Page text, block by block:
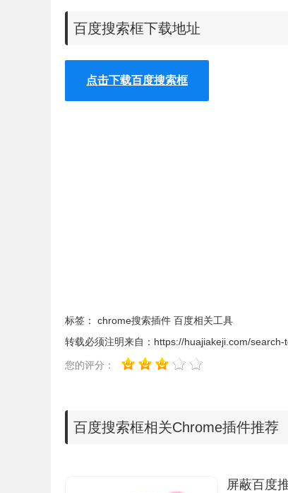
百度搜索框下载地址
点击下载百度搜索框
标签： chrome搜索插件 百度相关工具
转载必须注明来自： https://huajiakeji.com/
您的评分：
百度搜索框相关Chrome插件推荐
屏蔽百度